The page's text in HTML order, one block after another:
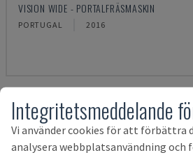
VISION WIDE - PORTALFRÄSMASKIN
PORTUGAL 2016
Integritetsmeddelande
Vi använder cookies för att förbättra
analysera webbplatsanvändning och